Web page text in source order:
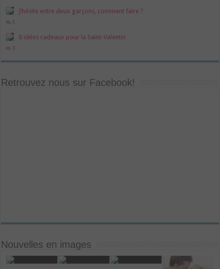
J’hésite entre deux garçons, comment faire ?
5
8 idées cadeaux pour la Saint-Valentin
3
Retrouvez nous sur Facebook!
Nouvelles en images